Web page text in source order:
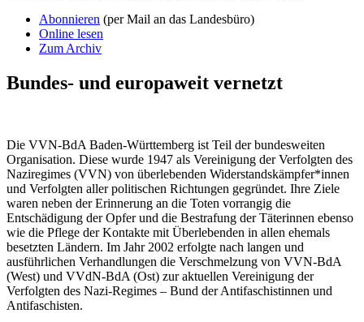
Abonnieren (per Mail an das Landesbüro)
Online lesen
Zum Archiv
Bundes- und europaweit vernetzt
Die VVN-BdA Baden-Württemberg ist Teil der bundesweiten
Organisation. Diese wurde 1947 als Vereinigung der Verfolgten des
Naziregimes (VVN) von überlebenden Widerstandskämpfer*innen
und Verfolgten aller politischen Richtungen gegründet. Ihre Ziele
waren neben der Erinnerung an die Toten vorrangig die
Entschädigung der Opfer und die Bestrafung der Täterinnen ebenso
wie die Pflege der Kontakte mit Überlebenden in allen ehemals
besetzten Ländern. Im Jahr 2002 erfolgte nach langen und
ausführlichen Verhandlungen die Verschmelzung von VVN-BdA
(West) und VVdN-BdA (Ost) zur aktuellen Vereinigung der
Verfolgten des Nazi-Regimes – Bund der Antifaschistinnen und
Antifaschisten.